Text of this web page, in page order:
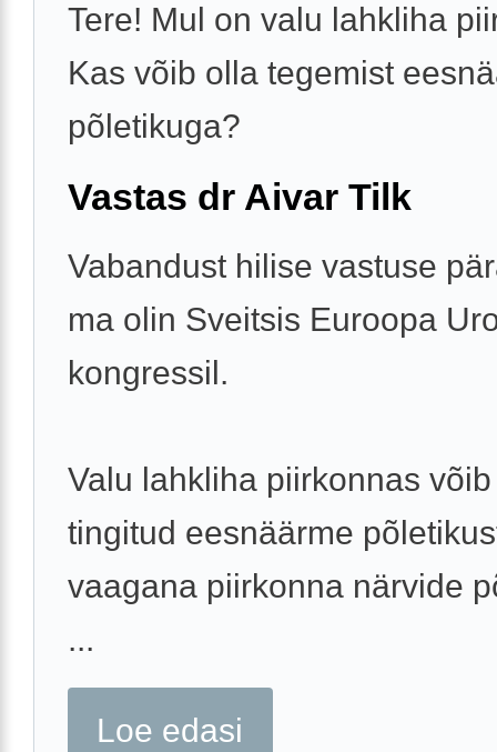
Tere! Mul on valu lahkliha
Kas võib olla tegemist
põletikuga?
Vastas dr Aivar Tilk
Vabandust hilise vastuse
ma olin Sveitsis Euroopa
kongressil.
Valu lahkliha piirkonnas
tingitud eesnäärme
vaagana piirkonna närvide
...
Loe edasi